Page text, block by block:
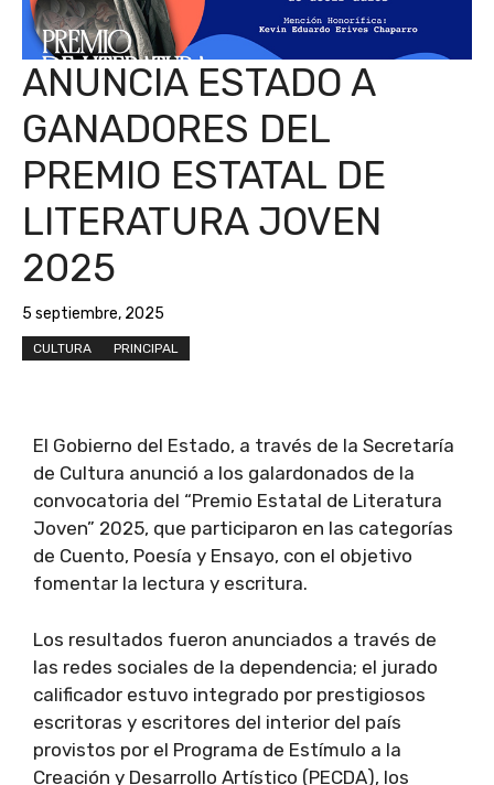
ANUNCIA ESTADO A
GANADORES DEL
PREMIO ESTATAL DE
LITERATURA JOVEN
2025
5 septiembre, 2025
CULTURA PRINCIPAL
El Gobierno del Estado, a través de la Secretaría
de Cultura anunció a los galardonados de la
convocatoria del “Premio Estatal de Literatura
Joven” 2025, que participaron en las categorías
de Cuento, Poesía y Ensayo, con el objetivo
fomentar la lectura y escritura.
Los resultados fueron anunciados a través de
las redes sociales de la dependencia; el jurado
calificador estuvo integrado por prestigiosos
escritoras y escritores del interior del país
provistos por el Programa de Estímulo a la
Creación y Desarrollo Artístico (PECDA), los